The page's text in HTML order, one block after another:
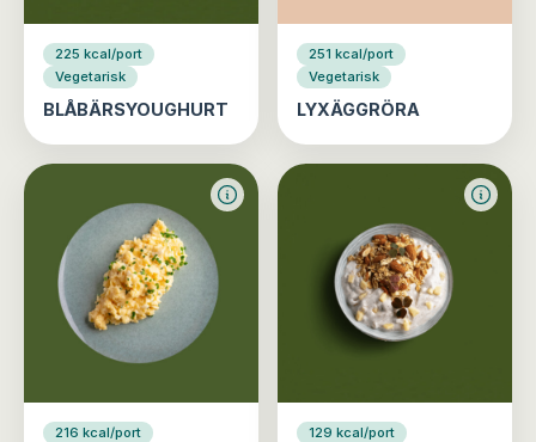
225 kcal/port
Vegetarisk
BLÅBÄRSYOUGHURT
251 kcal/port
Vegetarisk
LYXÄGGRÖRA
216 kcal/port
129 kcal/port